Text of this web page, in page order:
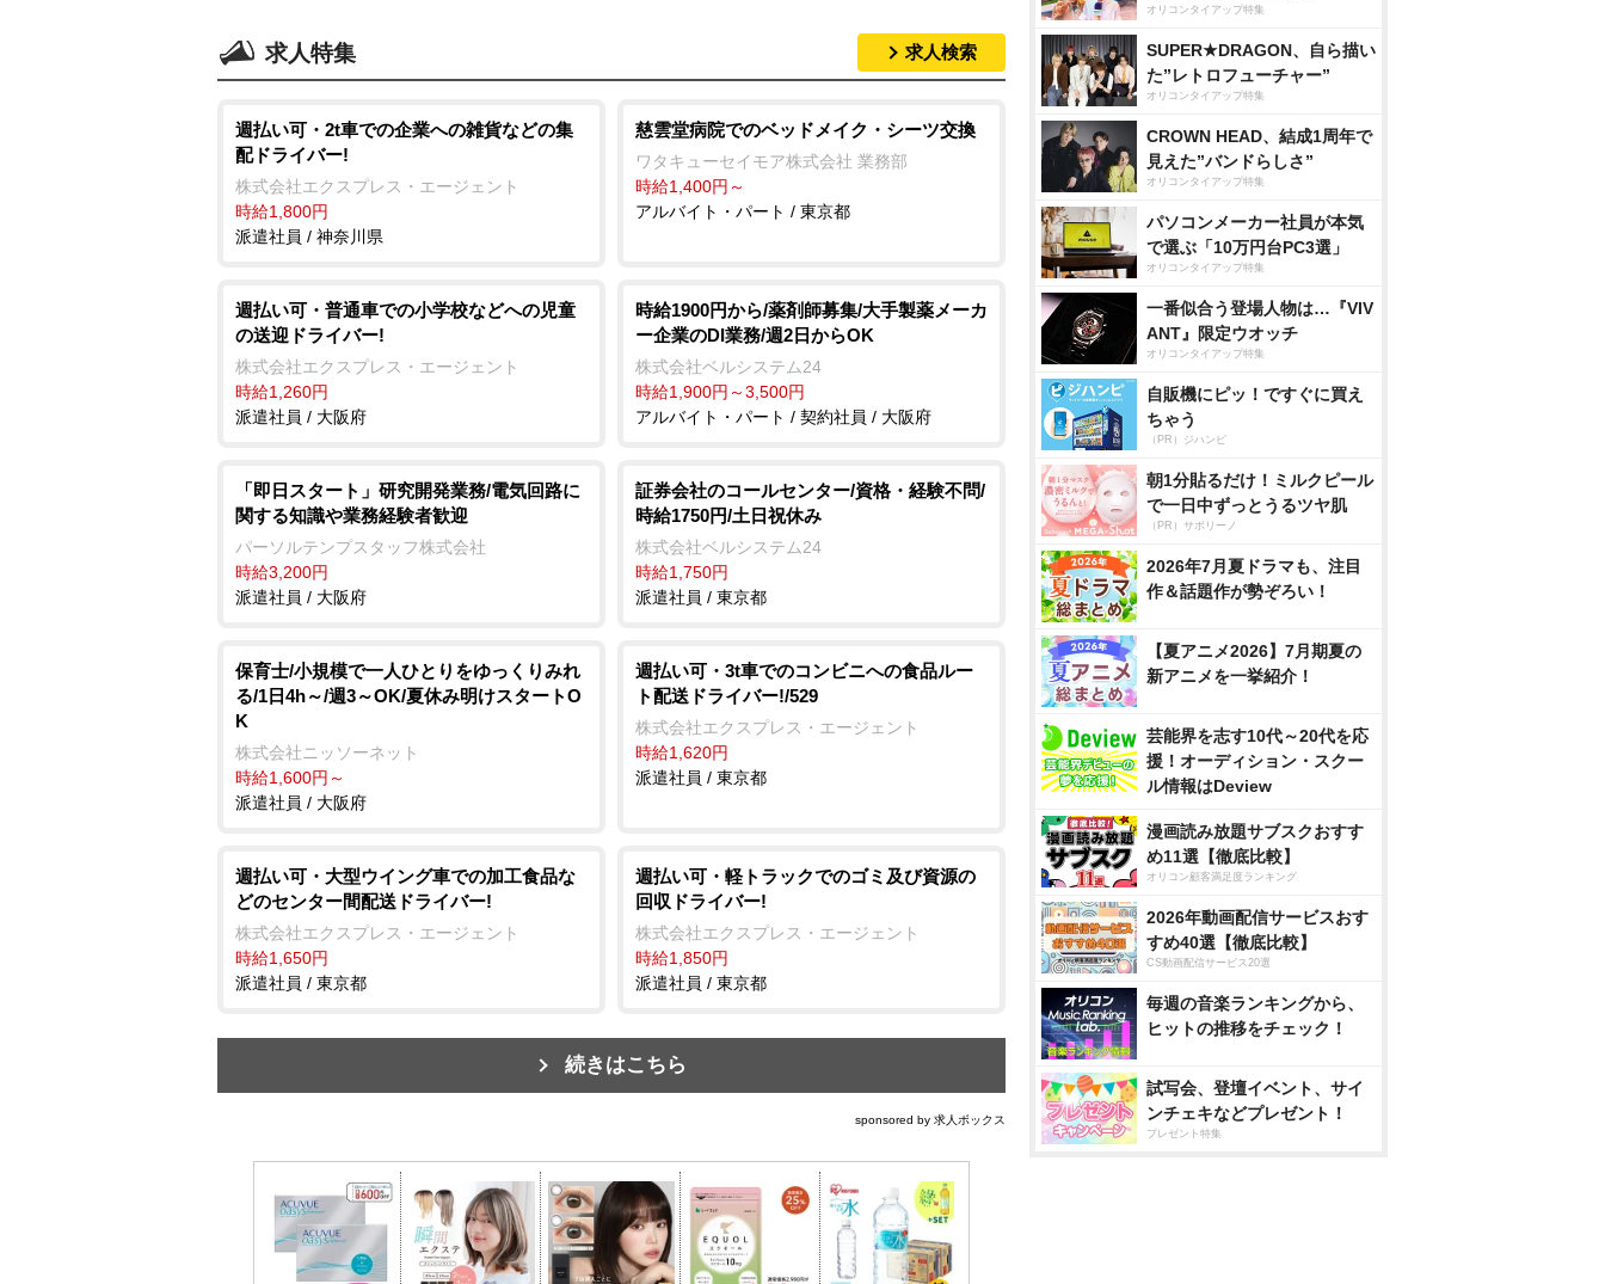
求人特集 求人検索
週払い可・2t車での企業への雑貨などの集
配ドライバー!
株式会社エクスプレス・エージェント
時給1,800円
派遣社員 / 神奈川県
慈雲堂病院でのベッドメイク・シーツ交換
ワタキューセイモア株式会社 業務部
時給1,400円～
アルバイト・パート / 東京都
週払い可・普通車での小学校などへの児童
の送迎ドライバー!
株式会社エクスプレス・エージェント
時給1,260円
派遣社員 / 大阪府
時給1900円から/薬剤師募集/大手製薬メーカ
ー企業のDI業務/週2日からOK
株式会社ベルシステム24
時給1,900円～3,500円
アルバイト・パート / 契約社員 / 大阪府
「即日スタート」研究開発業務/電気回路に
関する知識や業務経験者歓迎
パーソルテンプスタッフ株式会社
時給3,200円
派遣社員 / 大阪府
証券会社のコールセンター/資格・経験不問/
時給1750円/土日祝休み
株式会社ベルシステム24
時給1,750円
派遣社員 / 東京都
保育士/小規模で一人ひとりをゆっくりみれ
る/1日4h～/週3～OK/夏休み明けスタートO
K
株式会社ニッソーネット
時給1,600円～
派遣社員 / 大阪府
週払い可・3t車でのコンビニへの食品ルー
ト配送ドライバー!/529
株式会社エクスプレス・エージェント
時給1,620円
派遣社員 / 東京都
週払い可・大型ウイング車での加工食品な
どのセンター間配送ドライバー!
株式会社エクスプレス・エージェント
時給1,650円
派遣社員 / 東京都
週払い可・軽トラックでのゴミ及び資源の
回収ドライバー!
株式会社エクスプレス・エージェント
時給1,850円
派遣社員 / 東京都
続きはこちら
sponsored by 求人ボックス
オリコンタイアップ特集
SUPER★DRAGON、自ら描い
た”レトロフューチャー”
オリコンタイアップ特集
CROWN HEAD、結成1周年で
見えた”バンドらしさ”
オリコンタイアップ特集
パソコンメーカー社員が本気
で選ぶ「10万円台PC3選」
オリコンタイアップ特集
一番似合う登場人物は…『VIV
ANT』限定ウオッチ
オリコンタイアップ特集
自販機にピッ！ですぐに買え
ちゃう
（PR）ジハンピ
朝1分貼るだけ！ミルクピール
で一日中ずっとうるツヤ肌
（PR）サボリーノ
2026年7月夏ドラマも、注目
作＆話題作が勢ぞろい！
【夏アニメ2026】7月期夏の
新アニメを一挙紹介！
芸能界を志す10代～20代を応
援！オーディション・スクー
ル情報はDeview
漫画読み放題サブスクおすす
め11選【徹底比較】
オリコン顧客満足度ランキング
2026年動画配信サービスおす
すめ40選【徹底比較】
CS動画配信サービス20選
毎週の音楽ランキングから、
ヒットの推移をチェック！
試写会、登壇イベント、サイ
ンチェキなどプレゼント！
プレゼント特集